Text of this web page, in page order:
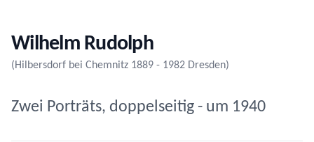
Wilhelm Rudolph
(Hilbersdorf bei Chemnitz 1889 - 1982 Dresden)
Zwei Porträts, doppelseitig - um 1940